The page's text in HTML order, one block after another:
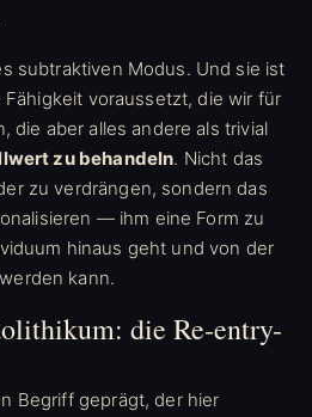
subtraktiven Modus. Und sie ist
voraussetzt, die wir für
die aber alles andere als trivial
zu behandeln. Nicht das
zu verdrängen, sondern das
— ihm eine Form zu
hinaus geht und von der
kann.
die Re-entry-
Begriff geprägt, der hier